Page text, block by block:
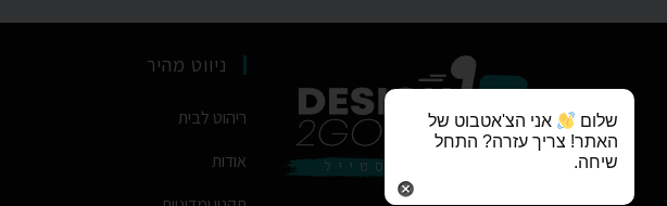
ניווט מהיר
ריהוט לבית
אודות
שלום
אני הצ'אטבוט של
האתר! צריך עזרה? התחל
שיחה.